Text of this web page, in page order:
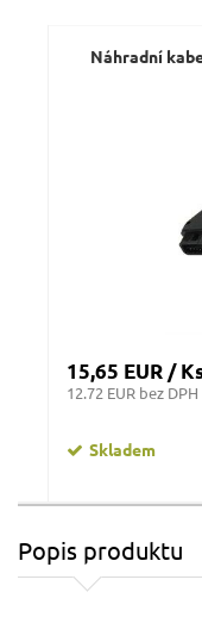
Náhradní
15,65 EUR /
12.72 EUR bez DPH
Skladem
Popis produktu